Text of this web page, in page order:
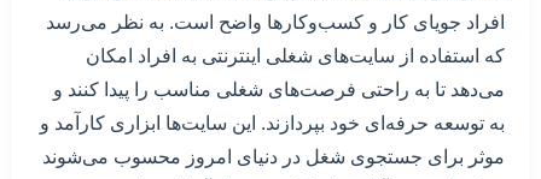
افراد جویای کار و کسب‌وکارها واضح است. به نظر می‌رسد
که استفاده از سایت‌های شغلی اینترنتی به افراد امکان
می‌دهد تا به راحتی فرصت‌های شغلی مناسب را پیدا کنند و
به توسعه حرفه‌ای خود بپردازند. این سایت‌ها ابزاری کارآمد و
موثر برای جستجوی شغل در دنیای امروز محسوب می‌شوند